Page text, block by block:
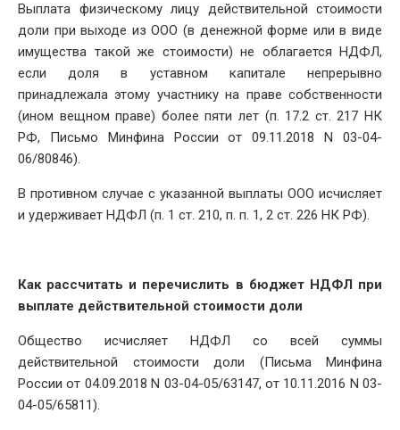
Выплата физическому лицу действительной стоимости
доли при выходе из ООО (в денежной форме или в виде
имущества такой же стоимости) не облагается НДФЛ,
если доля в уставном капитале непрерывно
принадлежала этому участнику на праве собственности
(ином вещном праве) более пяти лет (п. 17.2 ст. 217 НК
РФ, Письмо Минфина России от 09.11.2018 N 03-04-
06/80846).
В противном случае с указанной выплаты ООО исчисляет
и удерживает НДФЛ (п. 1 ст. 210, п. п. 1, 2 ст. 226 НК РФ).
Как рассчитать и перечислить в бюджет НДФЛ при
выплате действительной стоимости доли
Общество исчисляет НДФЛ со всей суммы
действительной стоимости доли (Письма Минфина
России от 04.09.2018 N 03-04-05/63147, от 10.11.2016 N 03-
04-05/65811).